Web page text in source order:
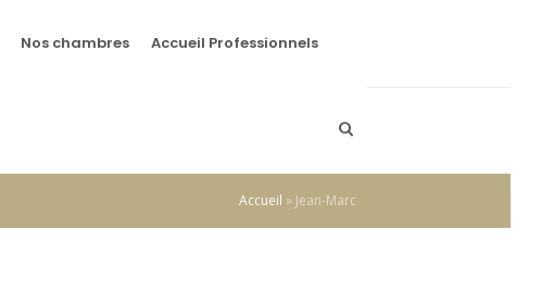
Nos chambres Accueil Professionnels
Accueil » Jean-Marc